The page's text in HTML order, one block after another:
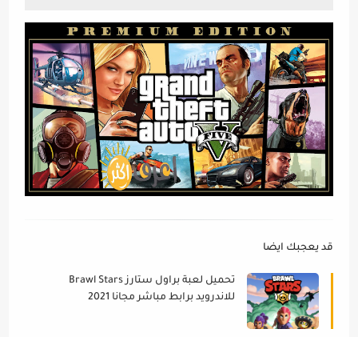
قد يعجبك ايضا
تحميل لعبة براول ستارز Brawl Stars
للاندرويد برابط مباشر مجانا 2021